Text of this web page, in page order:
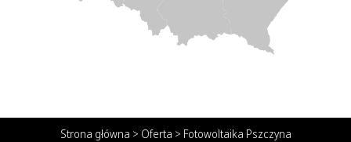
Strona główna > Oferta > Fotowoltaika Pszczyna